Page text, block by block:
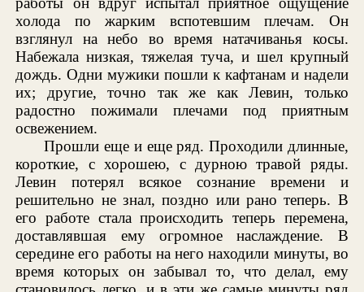
холода по жарким вспотевшим плечам. Он
взглянул на небо во время натачиванья косы.
Набежала низкая, тяжелая туча, и шел крупный
дождь. Одни мужики пошли к кафтанам и надели
их; другие, точно так же как Левин, только
радостно пожимали плечами под приятным
освежением.
Прошли еще и еще ряд. Проходили длинные,
короткие, с хорошею, с дурною травой ряды.
Левин потерял всякое сознание времени и
решительно не знал, поздно или рано теперь. В
его работе стала происходить теперь перемена,
доставлявшая ему огромное наслаждение. В
середине его работы на него находили минуты, во
время которых он забывал то, что делал, ему